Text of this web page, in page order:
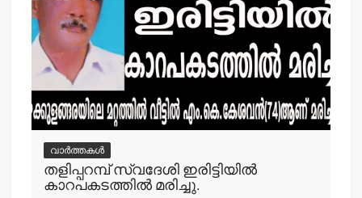
വാർത്തകൾ
തളിപ്പറമ്പ് സ്വദേശി ഇരിട്ടിയില്‍
കാറപകടത്തില്‍ മരിച്ചു.